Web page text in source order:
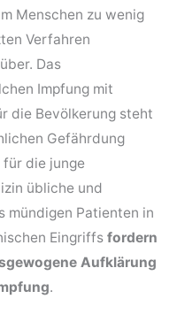
Menschen zu wenig
Verfahren
Das
Impfung mit
die Bevölkerung steht
Gefährdung
für die junge
übliche und
mündigen Patienten in
Eingriffs fordern
Aufklärung
.